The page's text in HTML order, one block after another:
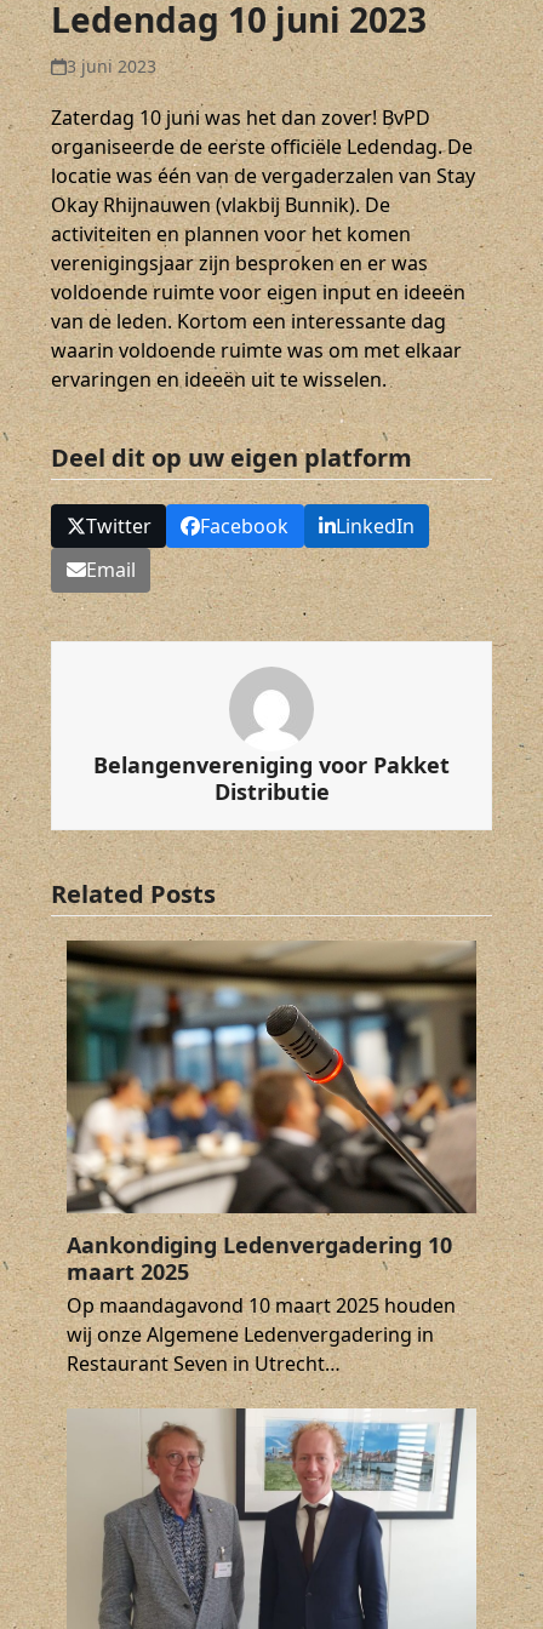
Ledendag 10 juni 2023
3 juni 2023
Zaterdag 10 juni was het dan zover! BvPD
organiseerde de eerste officiële Ledendag. De
locatie was één van de vergaderzalen van Stay
Okay Rhijnauwen (vlakbij Bunnik). De
activiteiten en plannen voor het komen
verenigingsjaar zijn besproken en er was
voldoende ruimte voor eigen input en ideeën
van de leden. Kortom een interessante dag
waarin voldoende ruimte was om met elkaar
ervaringen en ideeën uit te wisselen.
Deel dit op uw eigen platform
Twitter Facebook
LinkedIn
Email
Belangenvereniging voor Pakket
Distributie
Related Posts
Aankondiging Ledenvergadering 10
maart 2025
Op maandagavond 10 maart 2025 houden
wij onze Algemene Ledenvergadering in
Restaurant Seven in Utrecht…